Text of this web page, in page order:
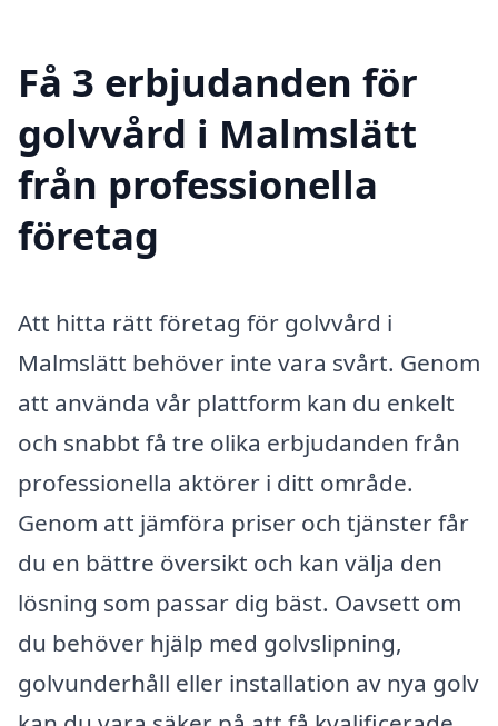
Få 3 erbjudanden för
golvvård i Malmslätt
från professionella
företag
Att hitta rätt företag för golvvård i
Malmslätt behöver inte vara svårt. Genom
att använda vår plattform kan du enkelt
och snabbt få tre olika erbjudanden från
professionella aktörer i ditt område.
Genom att jämföra priser och tjänster får
du en bättre översikt och kan välja den
lösning som passar dig bäst. Oavsett om
du behöver hjälp med golvslipning,
golvunderhåll eller installation av nya golv